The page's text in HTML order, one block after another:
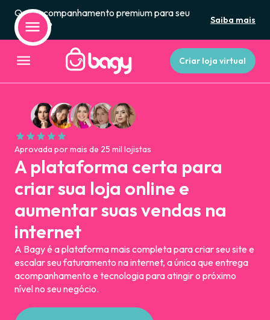
Quer acompanhamento premium para seu
negócio?
Saiba mais
Criar loja virtual
Aprovada por mais de 25 mil lojistas
A plataforma certa para
criar sua loja online e
aumentar suas vendas na
internet
A Bagy é a plataforma mais completa para criar seu site e
escalar seu faturamento na internet, a única que entrega
acompanhamento e tecnologia para atingir o próximo
nível no seu negócio.